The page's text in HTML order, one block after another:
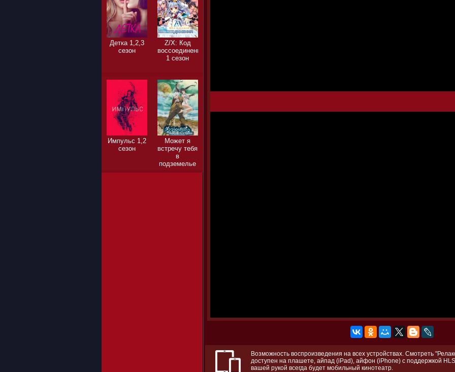
Возможность воспроизведения на всех устройствах. Смотреть
доступен на плашете, айпад (iPad), айфон (iPhone) с поддержкой
вашей рукой всегда будет мобильный кинотеатр.
Детка 1,2,3
сезон
Z/X: Код
воссоединения
1 сезон
Импульс 1,2
сезон
Может я
встречу тебя
в
подземелье
1,2,3 сезон